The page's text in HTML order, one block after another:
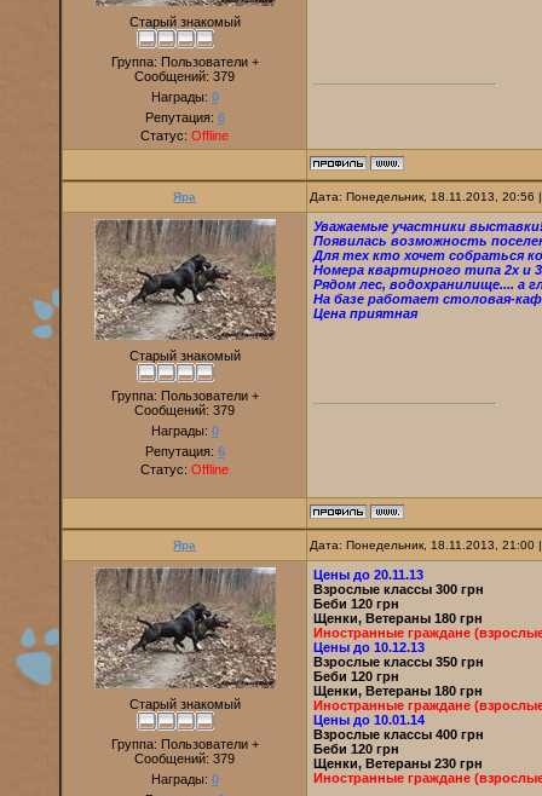
Старый знакомый
Группа: Пользователи +
Сообщений: 379
Награды: 0
Репутация: 6
Статус: Offline
Яра Дата: Понедельник, 18.11.2013,
Старый знакомый
Группа: Пользователи +
Сообщений: 379
Награды: 0
Репутация: 6
Статус: Offline
Уважаемые участники
Появилась возможность
Для тех кто хочет собраться
Номера квартирного типа 2х и
Рядом лес, водохранилище.... а
На базе работает столовая-
Цена приятная
Яра Дата: Понедельник, 18.11.2013,
Старый знакомый
Группа: Пользователи +
Сообщений: 379
Награды: 0
Цены до 20.11.13
Взрослые классы 300 грн
Беби 120 грн
Щенки, Ветераны 180 грн
Иностранные граждане
Цены до 10.12.13
Взрослые классы 350 грн
Беби 120 грн
Щенки, Ветераны 180 грн
Иностранные граждане
Цены до 10.01.14
Взрослые классы 400 грн
Беби 120 грн
Щенки, Ветераны 230 грн
Иностранные граждане